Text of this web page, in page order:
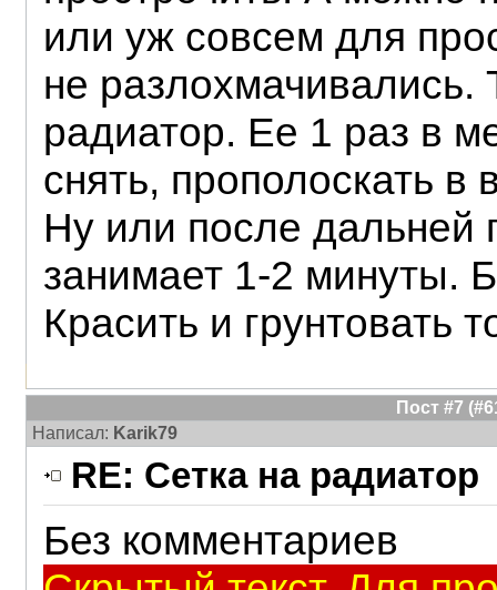
или уж совсем для
не разлохмачивались.
радиатор. Ее 1 раз в
снять, прополоскать в
Ну или после дальней
занимает 1-2 минуты.
Красить и грунтовать
Пост #7
Написал: Karik79
RE: Сетка на радиатор
Без комментариев